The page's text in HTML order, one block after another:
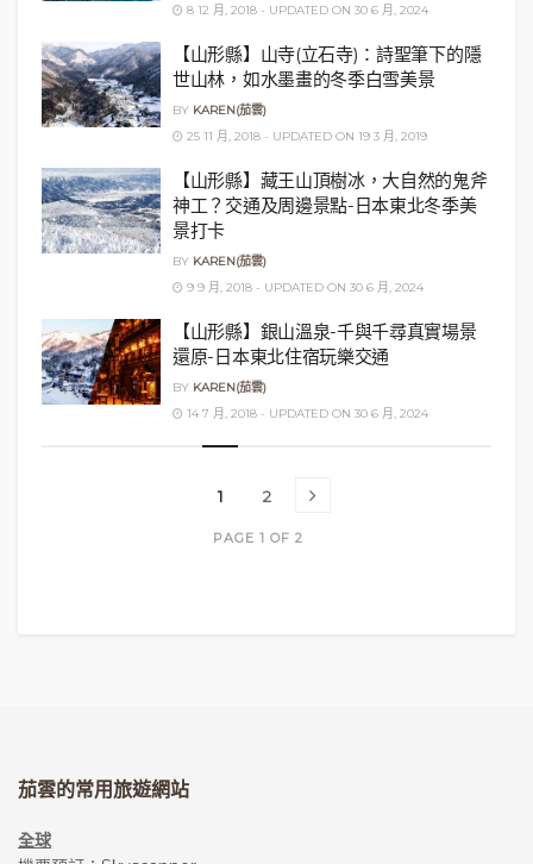
8 12 月, 2018 - UPDATED ON 30 6 月, 2024
【山形縣】山寺(立石寺)：詩聖筆下的隱
世山林，如水墨畫的冬季白雪美景
BY KAREN(茄雲)
25 11 月, 2018 - UPDATED ON 19 3 月, 2019
【山形縣】藏王山頂樹冰，大自然的鬼斧
神工？交通及周邊景點-日本東北冬季美
景打卡
BY KAREN(茄雲)
9 9 月, 2018 - UPDATED ON 30 6 月, 2024
【山形縣】銀山溫泉-千與千尋真實場景
還原-日本東北住宿玩樂交通
BY KAREN(茄雲)
14 7 月, 2018 - UPDATED ON 30 6 月, 2024
PAGE 1 OF 2
1 2
茄雲的常用旅遊網站
全球